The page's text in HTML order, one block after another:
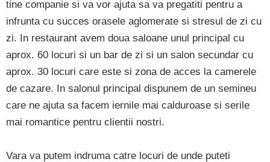
tine companie si va vor ajuta sa va pregatiti pentru a
infrunta cu succes orasele aglomerate si stresul de zi cu
zi. In restaurant avem doua saloane unul principal cu
aprox. 60 locuri si un bar de zi si un salon secundar cu
aprox. 30 locuri care este si zona de acces la camerele
de cazare. In salonul principal dispunem de un semineu
care ne ajuta sa facem iernile mai calduroase si serile
mai romantice pentru clientii nostri.
Vara va putem indruma catre locuri de unde puteti